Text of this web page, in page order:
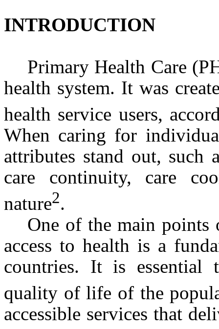
INTRODUCTION
Primary Health Care
health system. It was
health service users,
When caring for
attributes stand out, such
care continuity, care
nature2.
One of the main points
access to health is a
countries. It is essential
quality of life of the
accessible services that